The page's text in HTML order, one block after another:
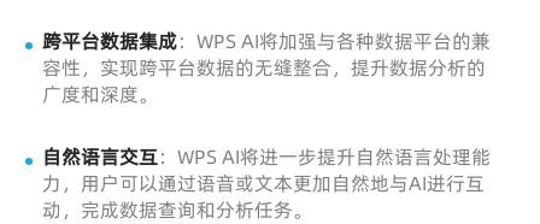
跨平台数据集成：WPS AI将加强与各种数据平台的兼
容性，实现跨平台数据的无缝整合，提升数据分析的
广度和深度。
自然语言交互：WPS AI将进一步提升自然语言处理能
力，用户可以通过语音或文本更加自然地与AI进行互
动，完成数据查询和分析任务。